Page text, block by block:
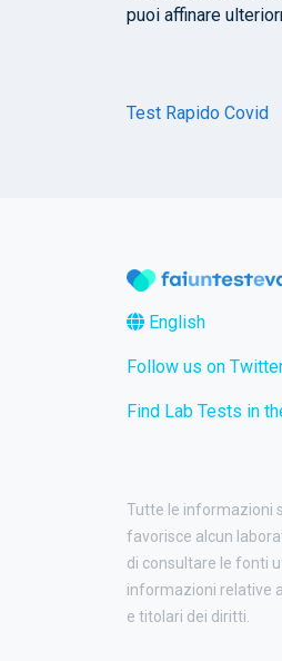
puoi affinare
Test Rapido Covid
English
Follow us on
Find Lab Tests in
Tutte le informazioni
favorisce alcun
di consultare le fonti
informazioni relative
e titolari dei diritti.